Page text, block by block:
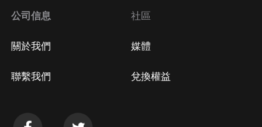
公司信息
關於我們
聯繫我們
社區
媒體
兌換權益